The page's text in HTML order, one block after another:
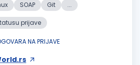
SOAP Git ...
prijave
NA PRIJAVE